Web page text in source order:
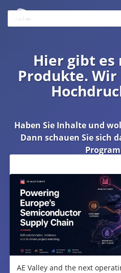
Hier gibt es
Produkte.
Haben Sie Inhalte und
Dann schauen Sie sich
AE Valley and the next